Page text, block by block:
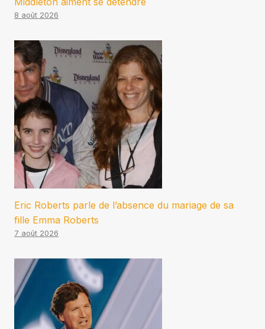
8 août 2026
Eric Roberts parle de l’absence du mariage de sa
fille Emma Roberts
7 août 2026